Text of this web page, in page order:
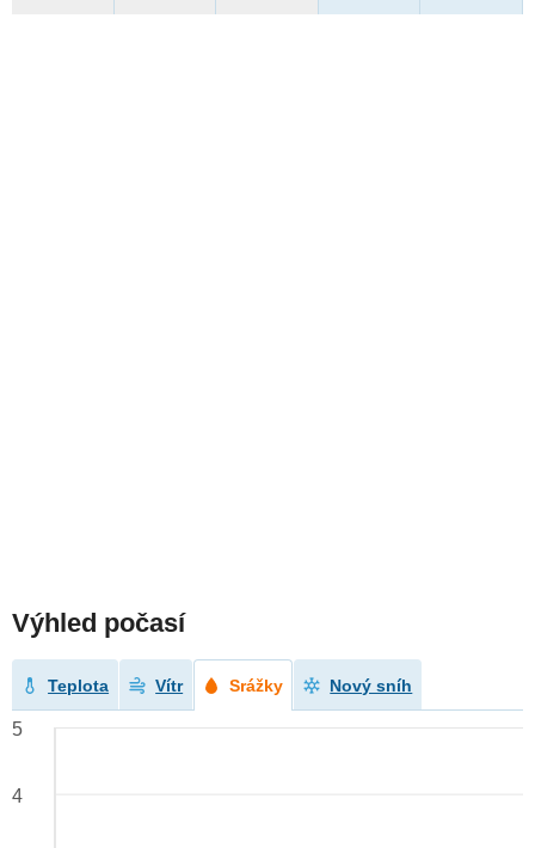
Výhled počasí
Teplota Vítr Srážky Nový sníh
5
4